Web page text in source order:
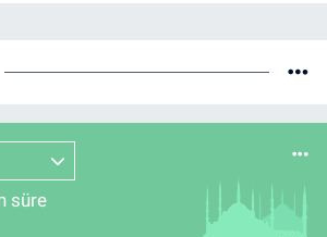
süre